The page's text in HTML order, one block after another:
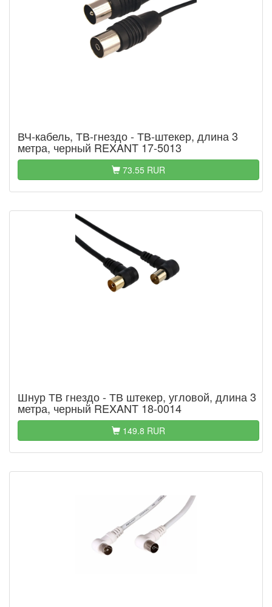
ВЧ-кабель, ТВ-гнездо - ТВ-штекер, длина 3
метра, черный REXANT 17-5013
73.55 RUR
Шнур ТВ гнездо - ТВ штекер, угловой, длина 3
метра, черный REXANT 18-0014
149.8 RUR